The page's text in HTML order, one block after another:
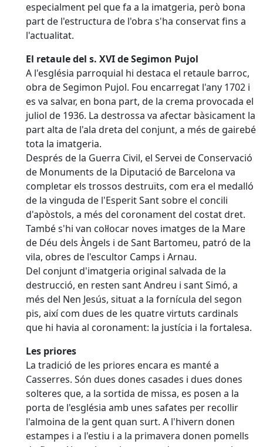
especialment pel que fa a la imatgeria, però bona
part de l'estructura de l'obra s'ha conservat fins a
l'actualitat.
El retaule del s. XVI de Segimon Pujol
A l'església parroquial hi destaca el retaule barroc,
obra de Segimon Pujol. Fou encarregat l'any 1702 i
es va salvar, en bona part, de la crema provocada el
juliol de 1936. La destrossa va afectar bàsicament la
part alta de l'ala dreta del conjunt, a més de gairebé
tota la imatgeria.
Després de la Guerra Civil, el Servei de Conservació
de Monuments de la Diputació de Barcelona va
completar els trossos destruïts, com era el medalló
de la vinguda de l'Esperit Sant sobre el concili
d'apòstols, a més del coronament del costat dret.
També s'hi van col·locar noves imatges de la Mare
de Déu dels Àngels i de Sant Bartomeu, patró de la
vila, obres de l'escultor Camps i Arnau.
Del conjunt d'imatgeria original salvada de la
destrucció, en resten sant Andreu i sant Simó, a
més del Nen Jesús, situat a la fornícula del segon
pis, així com dues de les quatre virtuts cardinals
que hi havia al coronament: la justícia i la fortalesa.
Les priores
La tradició de les priores encara es manté a
Casserres. Són dues dones casades i dues dones
solteres que, a la sortida de missa, es posen a la
porta de l'església amb unes safates per recollir
l'almoina de la gent quan surt. A l'hivern donen
estampes i a l'estiu i a la primavera donen pomells